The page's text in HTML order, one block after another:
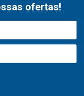
ofertas!